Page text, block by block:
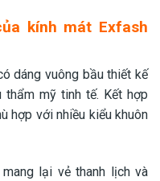
kính mát Exfash
dáng vuông bầu thiết kế
thẩm mỹ tinh tế. Kết hợp
hợp với nhiều kiểu khuôn
lại vẻ thanh lịch và